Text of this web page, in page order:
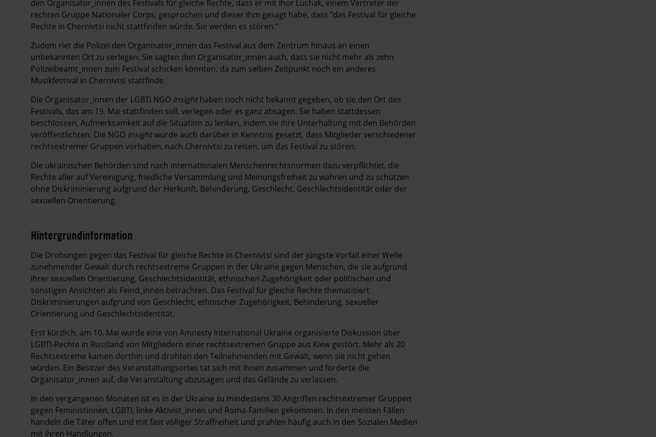
den Organisator_innen des Festivals für gleiche Rechte, dass er mit Ihor Luchak, einem Vertreter der
rechten Gruppe Nationaler Corps, gesprochen und dieser ihm gesagt habe, dass "das Festival für gleiche
Rechte in Chernivtsi nicht stattfinden würde. Sie werden es stören."
Zudem riet die Polizei den Organisator_innen das Festival aus dem Zentrum hinaus an einen
unbekannten Ort zu verlegen. Sie sagten den Organisator_innen auch, dass sie nicht mehr als zehn
Polizeibeamt_innen zum Festival schicken könnten, da zum selben Zeitpunkt noch ein anderes
Musikfestival in Chernivtsi stattfinde.
Die Organisator_innen der LGBTI NGO Insighthaben noch nicht bekannt gegeben, ob sie den Ort des
Festivals, das am 19. Mai stattfinden soll, verlegen oder es ganz absagen. Sie haben stattdessen
beschlossen, Aufmerksamkeit auf die Situation zu lenken, indem sie ihre Unterhaltung mit den Behörden
veröffentlichten. Die NGO Insightwurde auch darüber in Kenntnis gesetzt, dass Mitglieder verschiedener
rechtsextremer Gruppen vorhaben, nach Chernivtsi zu reisen, um das Festival zu stören.
Die ukrainischen Behörden sind nach internationalen Menschenrechtsnormen dazu verpflichtet, die
Rechte aller auf Vereinigung, friedliche Versammlung und Meinungsfreiheit zu wahren und zu schützen
ohne Diskriminierung aufgrund der Herkunft, Behinderung, Geschlecht, Geschlechtsidentität oder der
sexuellen Orientierung.
Hintergrundinformation
Hintergrund
Die Drohungen gegen das Festival für gleiche Rechte in Chernivtsi sind der jüngste Vorfall einer Welle
zunehmender Gewalt durch rechtsextreme Gruppen in der Ukraine gegen Menschen, die sie aufgrund
ihrer sexuellen Orientierung, Geschlechtsidentität, ethnischen Zugehörigkeit oder politischen und
sonstigen Ansichten als Feind_innen betrachten. Das Festival für gleiche Rechte thematisiert
Diskriminierungen aufgrund von Geschlecht, ethnischer Zugehörigkeit, Behinderung, sexueller
Orientierung und Geschlechtsidentität.
Erst kürzlich, am 10. Mai wurde eine von Amnesty International Ukraine organisierte Diskussion über
LGBTI-Rechte in Russland von Mitgliedern einer rechtsextremen Gruppe aus Kiew gestört. Mehr als 20
Rechtsextreme kamen dorthin und drohten den Teilnehmenden mit Gewalt, wenn sie nicht gehen
würden. Ein Besitzer des Veranstaltungsortes tat sich mit ihnen zusammen und forderte die
Organisator_innen auf, die Veranstaltung abzusagen und das Gelände zu verlassen.
In den vergangenen Monaten ist es in der Ukraine zu mindestens 30 Angriffen rechtsextremer Gruppen
gegen Feministinnen, LGBTI, linke Aktivist_innen und Roma-Familien gekommen. In den meisten Fällen
handeln die Täter offen und mit fast völliger Straffreiheit und prahlen häufig auch in den Sozialen Medien
mit ihren Handlungen.